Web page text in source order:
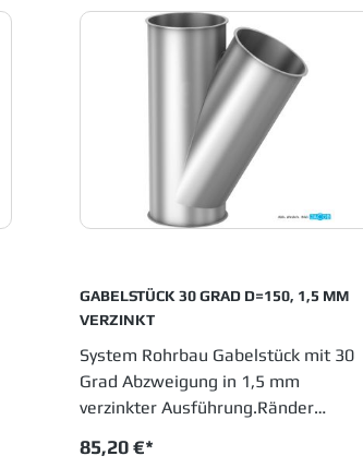
Entstaubungs- und Abluftanlagen.
Einfache Montage sowie innovative
Entwicklungen haben JACOB Rohrbau
in allen Industrien etabliert, die in
Fertigungsprozessen metallene
Laufrohre einsetzen.
GABELSTÜCK 30 GRAD D=150, 1,5 MM
VERZINKT
System Rohrbau Gabelstück mit 30
Grad Abzweigung in 1,5 mm
verzinkter Ausführung.Ränder
Einbauhöhe 410 mm. JACOB
85,20 €*